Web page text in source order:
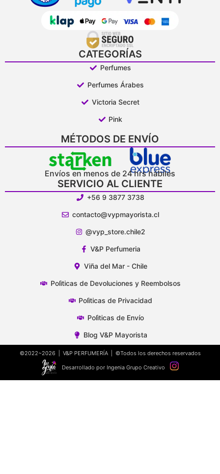
CATEGORÍAS
Perfumes
Perfumes Árabes
Victoria Secret
Pink
MÉTODOS DE ENVÍO
Envíos en menos de 24 hrs hábiles
SERVICIO AL CLIENTE
+56 9 3877 3738
contacto@vypmayorista.cl
@vyp_store.chile2
V&P Perfumeria
Viña del Mar - Chile
Polìticas de Devoluciones y Reembolsos
Polìticas de Privacidad
Polìticas de Envío
Blog V&P Mayorista
©2022~2026 | V&P PERFUMERÍA | ©Todos los derechos reservados
Desarrollado por Ingenia Grupo Creativo